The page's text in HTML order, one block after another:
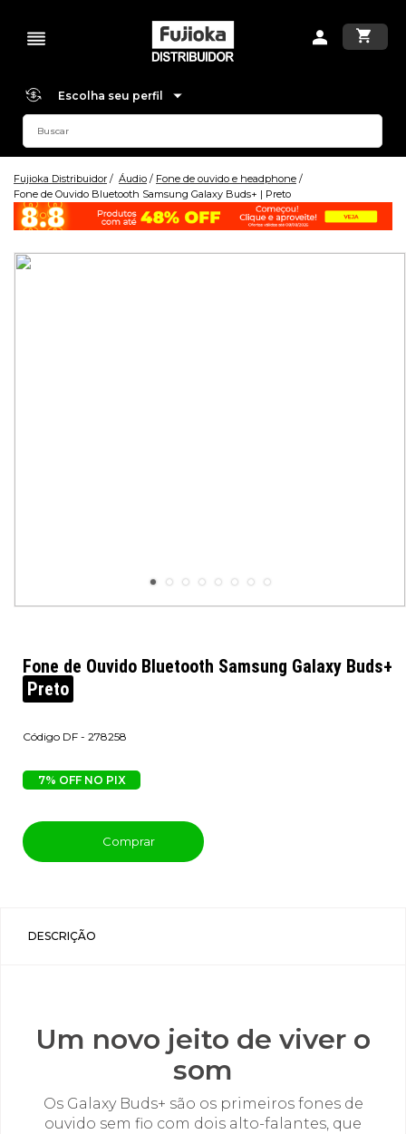
Escolha seu perfil
Fujioka Distribuidor Áudio
Fone de ouvido e headphone
Fone de Ouvido Bluetooth Samsung Galaxy Buds+ | Preto
Fone de Ouvido Bluetooth Samsung Galaxy Buds+
Preto
DF - 278258
7% OFF NO PIX
Comprar
DESCRIÇÃO
Um novo jeito de viver o
som
Os Galaxy Buds+ são os primeiros fones de
ouvido sem fio com dois alto-falantes, que